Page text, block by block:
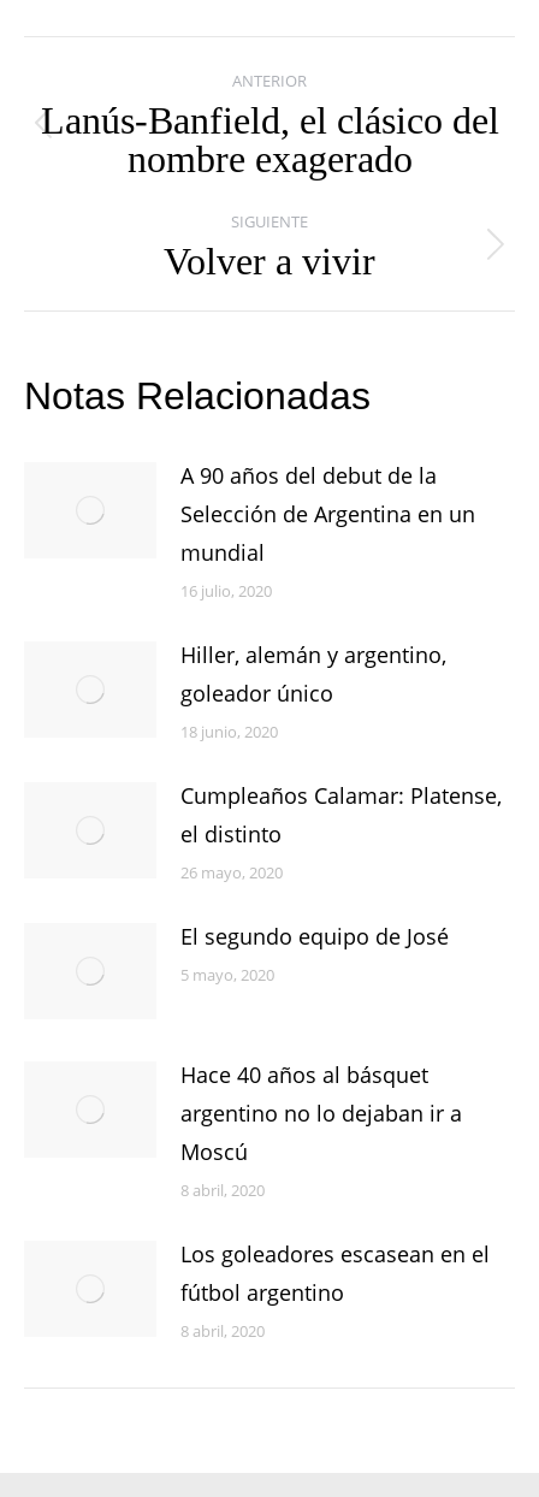
Navegación
entre
publicaciones
ANTERIOR
Publicación
anterior:
Lanús-Banfield, el clásico del
nombre exagerado
SIGUIENTE
Publicación
Volver a vivir
Notas Relacionadas
A 90 años del debut de la
Selección de Argentina en un
mundial
16 julio, 2020
Hiller, alemán y argentino,
goleador único
18 junio, 2020
Cumpleaños Calamar: Platense,
el distinto
26 mayo, 2020
El segundo equipo de José
5 mayo, 2020
Hace 40 años al básquet
argentino no lo dejaban ir a
Moscú
8 abril, 2020
Los goleadores escasean en el
fútbol argentino
8 abril, 2020